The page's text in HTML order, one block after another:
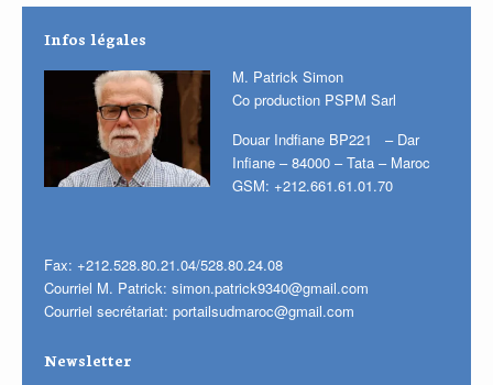
Infos légales
M. Patrick Simon
Co production PSPM Sarl
Douar Indfiane BP221 – Dar
Infiane – 84000 – Tata – Maroc
GSM: +212.661.61.01.70
Fax: +212.528.80.21.04/528.80.24.08
Courriel M. Patrick: simon.patrick9340@gmail.com
Courriel secrétariat: portailsudmaroc@gmail.com
Newsletter